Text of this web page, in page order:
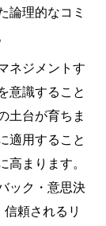
論理的なコミ
ネジメントす
意識すること
土台が育ちま
適用すること
まります。
ック・意思決
頼されるリ